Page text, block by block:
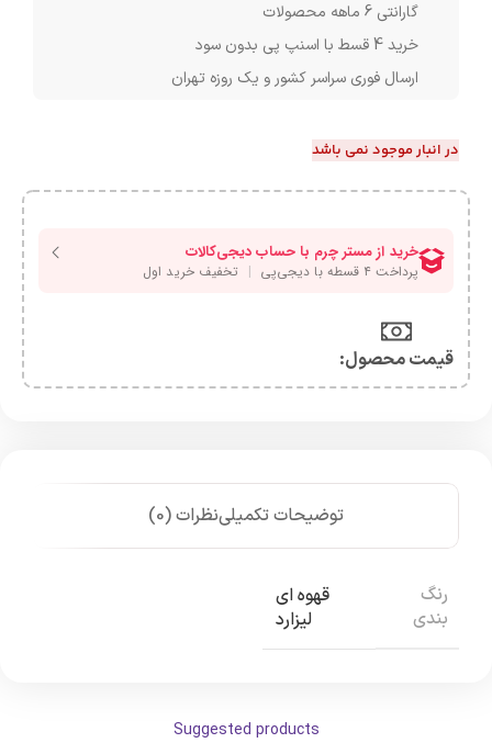
گارانتی 6 ماهه محصولات
خرید 4 قسط با اسنپ پی بدون سود
ارسال فوری سراسر کشور و یک روزه تهران
در انبار موجود نمی باشد
قیمت محصول:​
توضیحات تکمیلینظرات (0)
رنگ
بندی
قهوه ای
لیزارد
Suggested products